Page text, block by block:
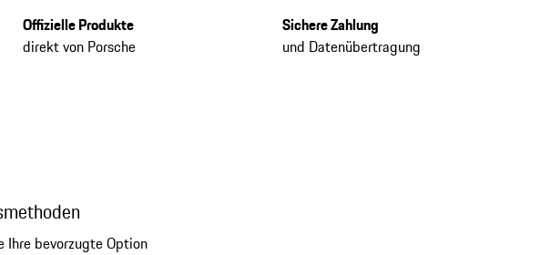
Offizielle Produkte
direkt von Porsche
Sichere Zahlung
und Datenübertragung
Ihre bevorzugte Option